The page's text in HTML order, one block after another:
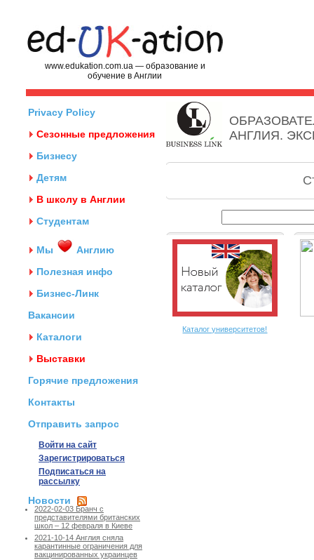
www.edukation.com.ua — образование и
обучение в Англии
Privacy Policy
Сезонные предложения
Бизнесу
Детям
В школу в Англии
Студентам
Мы
Англию
Полезная инфо
Бизнес-Линк
Вакансии
Каталоги
Выставки
Горячие предложения
Контакты
Отправить запрос
Войти на сайт
Зарегистрироваться
Подписаться на
рассылку
Новости
2022-02-03 Бранч с
представителями британских
школ – 12 февраля в Киеве
2021-10-14 Англия сняла
карантинные ограничения для
вакцинированных украинцев
АНГЛИЯ.
Каталог университетов!